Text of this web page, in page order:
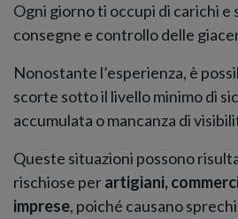
Ogni giorno ti occupi di carichi e
consegne e controllo delle
Nonostante l’esperienza, è
scorte sotto il livello minimo di
accumulata o mancanza di
Queste situazioni possono
rischiose perartigiani,
imprese, poiché causano